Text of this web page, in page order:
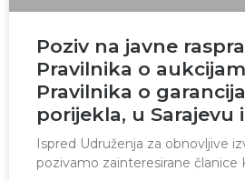
Poziv na javne
Pravilnika o
Pravilnika o
porijekla, u Sarajevu
Ispred Udruženja za obnovljive
pozivamo zainteresirane članice